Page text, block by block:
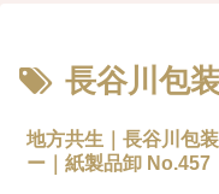
長谷川包
地方共生｜長谷川包
ー｜紙製品卸 No.457